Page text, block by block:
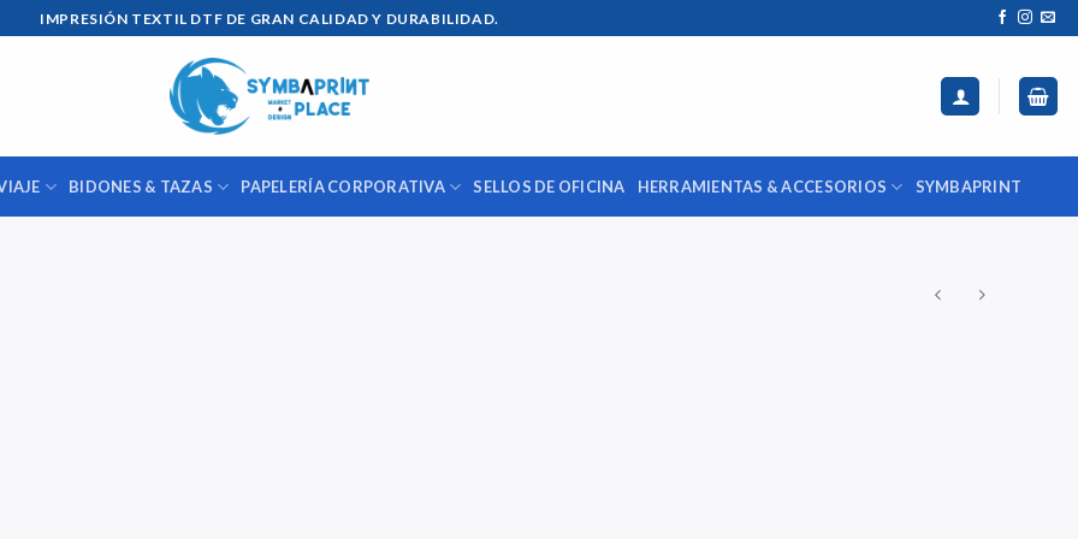
IMPRESIÓN TEXTIL DTF DE GRAN CALIDAD Y DURABILIDAD.
BIDONES & TAZAS PAPELERÍA CORPORATIVA SELLOS DE OFICINA HERRAMIENTAS & ACCESORIOS SYMBAPRINT